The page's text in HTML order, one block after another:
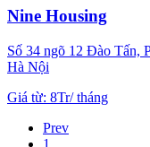
Nine Housing
Số 34 ngõ 12 Đào Tấn,
Hà Nội
Giá từ: 8Tr/tháng
Prev
1